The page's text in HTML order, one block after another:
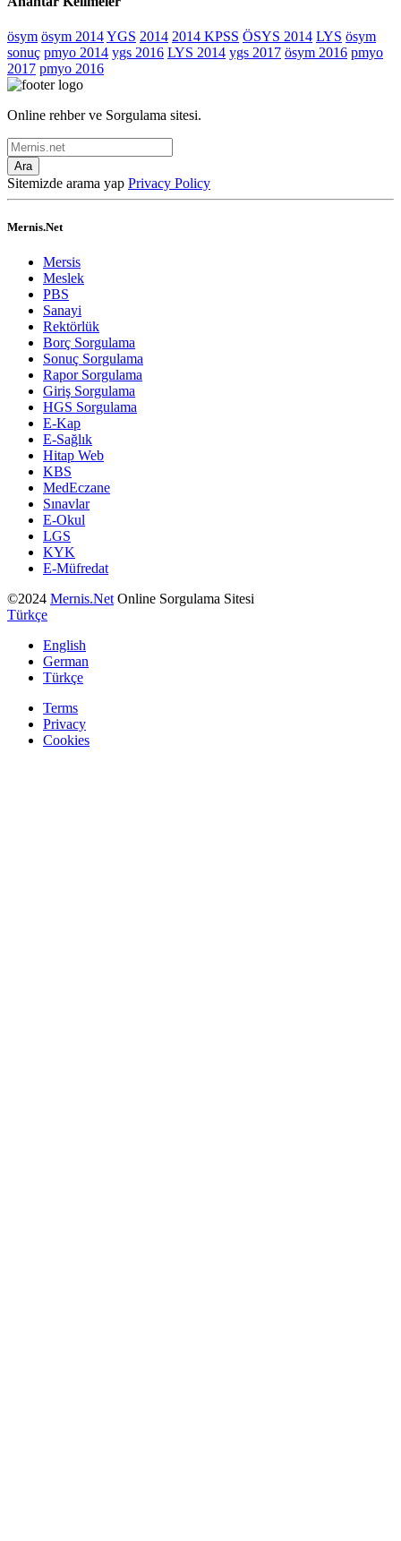
ösym ösym 2014YGS 2014 2014 KPSS ÖSYS 2014 LYS ösym
sonuç pmyo 2014 ygs 2016 LYS 2014 ygs 2017 ösym 2016 pmyo
2017 pmyo 2016
Online rehber ve Sorgulama sitesi.
Ara
Sitemizde arama yap Privacy Policy
Mernis.Net
Mersis
Meslek
PBS
Sanayi
Rektörlük
Borç Sorgulama
Sonuç Sorgulama
Rapor Sorgulama
Giriş Sorgulama
HGS Sorgulama
E-Kap
E-Sağlık
Hitap Web
KBS
MedEczane
Sınavlar
E-Okul
LGS
KYK
E-Müfredat
©2024 Mernis.Net Online Sorgulama Sitesi
Türkçe
English
German
Türkçe
Terms
Privacy
Cookies